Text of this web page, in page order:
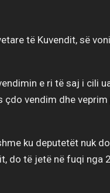
të Kuvendit, së
e ri të saj i cili
çdo vendim dhe
ku deputetët nuk
do të jetë në fuqi nga